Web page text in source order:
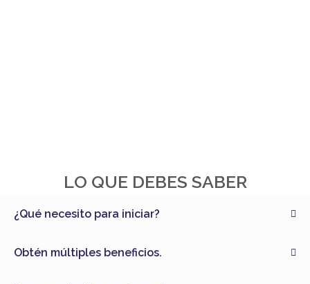
LO QUE DEBES SABER
¿Qué necesito para iniciar?
Obtén múltiples beneficios.